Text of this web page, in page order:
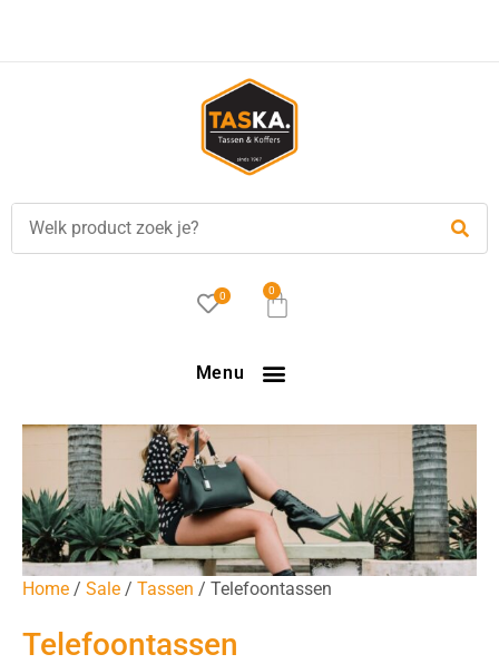
verzending in NL vanaf €35,-!
0 0
Menu
Home / Sale / Tassen / Telefoontassen
Telefoontassen